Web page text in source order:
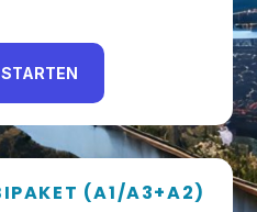
(A1/A3+A2)